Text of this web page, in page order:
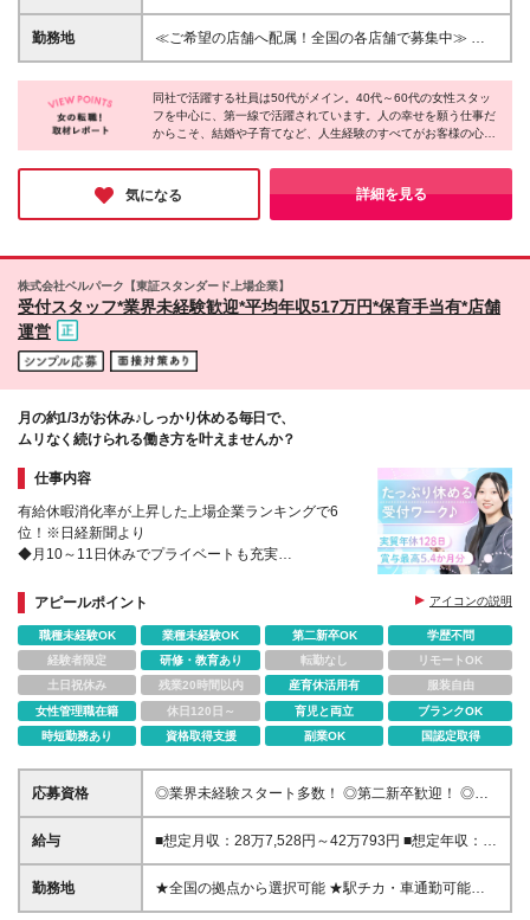
＊＊こんな方が活躍中です＊＊＊ ◆人生経験を活か
して人助けがしたいと考えていた方 ◆子育てがひと
子供のために生活を支えるシングルマザーの方 ◆接
客業の経験を活かしたいと考えていた30代の方 ◆地
元へのUターン転職を希望していた元販売職の方 な
～(月10時間分の固定残業代15,500円～を含む) 千
葉・愛知…月給194,500円～(月10時間分の固定残業
地・経験・スキルにより決定します ※固定残業の時間
を超過した分は別途支給します ※試用期間あり（2ヶ
月） その間の給与・待遇・雇用形態に差異はあり
勤務地
≪ご希望の店舗へ配属！全国の各店舗で募集中≫ オ
フィスからのデスクワークがメイン♪｜マイカー通勤
OK(*) 希望を考慮した上で、勤務地を決定します。 ★
勤務地はお住まいを考慮するので家庭との両立も安心
♪ 八王子店、大阪店、千葉店、柏店、名古屋店、水戸
店、つくば店、宇都宮店、甲府店、浜松店、岡山店、
山口店、松山店、高松店、久留米店、熊本店のいずれ
か (*)店舗による (変更の範囲)上記を除く当社関連勤
同社で活躍する社員は50代がメイン。40代～60代の女性スタッ
フを中心に、第⼀線で活躍されています。人の幸せを願う仕事だ
からこそ、結婚や子育てなど、人生経験のすべてがお客様の心に
寄り添う力に変わるのも魅力。ホスピタリティを活かして社会貢
献がしたい方にピッタリだと感じました！
「あなたのおかげで人生が変わった」と感謝してもらえる感動
を、ぜひ味わってみてください♪
気になる 詳細を見る
株式会社ベルパーク【東証スタンダード上場企業】
受付スタッフ*業界未経験歓迎*平均年収517万円*保育手当有*店舗
運営
月の約1/3がお休み♪しっかり休める毎日で、
ムリなく続けられる働き方を叶えませんか？
仕事内容
有給休暇消化率が上昇した上場企業ランキングで6
位！※日経新聞より
◆月10～11日休みでプライベートも充実
◆正社員の平均年収：517万円
アピールポイント アイコンの説明
職種未経験OK 業種未経験OK 第二新卒OK
学歴不問
経験者限定
研修・教育あり 転勤なし
リモートOK
土日祝休み
残業20時間以内 産育休活用有
服装自由
女性管理職在籍
休日120日～ 育児と両立
ブランクOK
時短勤務あり
資格取得支援 副業OK 国認定取得
応募資格
◎業界未経験スタート多数！ ◎第二新卒歓迎！ ◎人
柄重視の採用！ ------------ ◆学歴不問 ◆35歳以下（若
年層の長期キャリア形成を図るため） ------------ 《店
迎！》
給与
■想定月収：28万7,528円～42万793円 ■想定年収：
420万円～615万円 ★資格取得で月給＋最大8万円 ★
試験の合格率、資格保有率はともに約90％！！ ＜入
勤務地
★全国の拠点から選択可能 ★駅チカ・車通勤可能店
舗も多 ★引っ越し費用のサポートあり（社宅・家賃